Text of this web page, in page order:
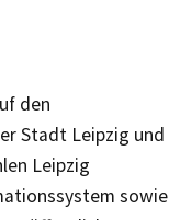
den
Stadt Leipzig und
Leipzig
sowie